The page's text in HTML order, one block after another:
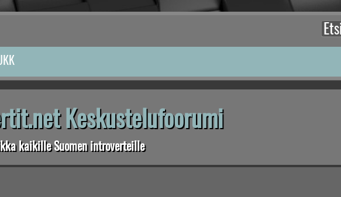
Keskustelufoorumi
kaikille Suomen introverteille